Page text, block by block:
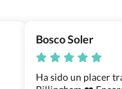
Bosco Soler
Ha sido un placer